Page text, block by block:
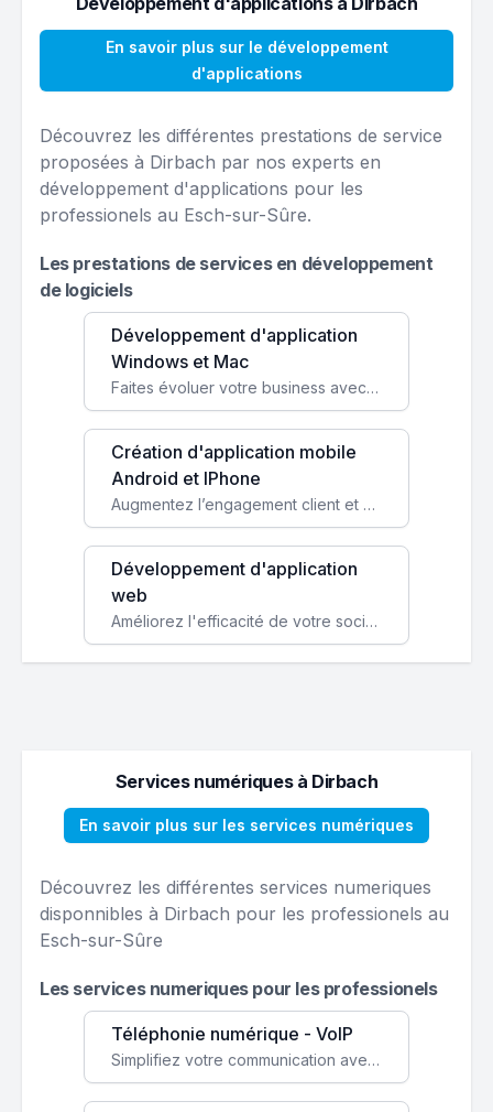
En savoir plus sur le développement
d'applications
Découvrez les différentes prestations de service
proposées à Dirbach par nos experts en
développement d'applications pour les
professionels au Esch-sur-Sûre.
Les prestations de services en développement
de logiciels
Développement d'application
Windows et Mac
Faites évoluer votre business avec des solutions logicielles personnalisées, parfaitement adaptées à vos besoins spécifiques.
Création d'application mobile
Android et IPhone
Augmentez l’engagement client et simplifiez vos processus avec une application mobile sur mesure, disponible sur iOS et Android.
Développement d'application
web
Améliorez l'efficacité de votre société avec une application web personnalisée accessible partout et tout le temps.
Services numériques à Dirbach
En savoir plus sur les services numériques
Découvrez les différentes services numeriques
disponnibles à Dirbach pour les professionels au
Esch-sur-Sûre
Les services numeriques pour les professionels
Téléphonie numérique - VoIP
Simplifiez votre communication avec une solution VoIP flexible, économique et adaptée à vos besoins professionnels.